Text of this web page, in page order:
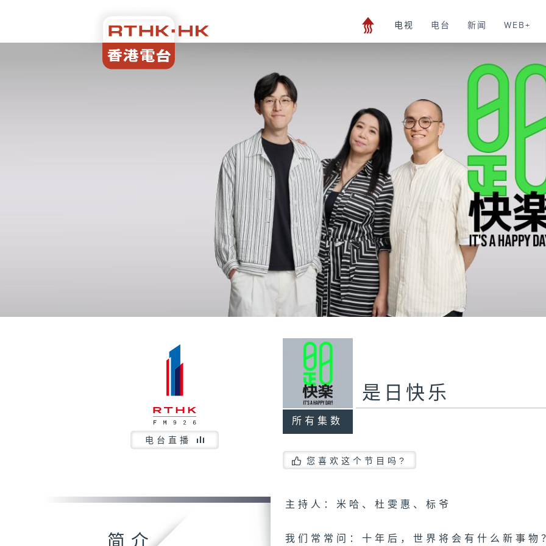
电视 电台 新闻 WEB+
电台直播
所有集数
是日快乐
您喜欢这个节目吗?
简介
主持人：米哈、杜雯惠、标爷
我们常常问：十年后，世界将会有什么新事物